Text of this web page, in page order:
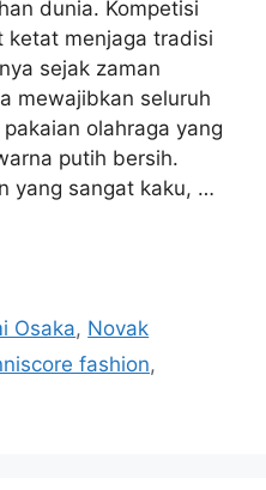
dunia. Kompetisi
ketat menjaga tradisi
sejak zaman
mewajibkan seluruh
olahraga yang
putih bersih.
yang sangat kaku, …
Osaka, Novak
fashion,